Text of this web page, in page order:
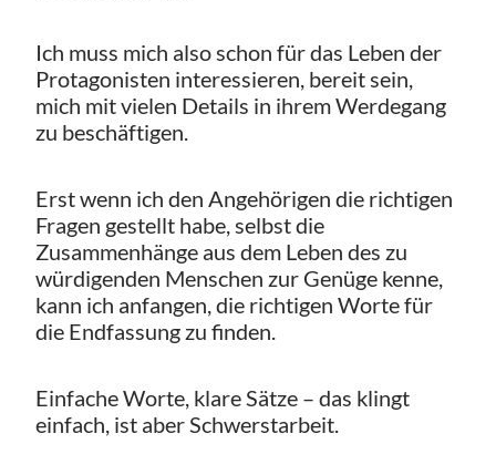
Ich muss mich also schon für das Leben der
Protagonisten interessieren, bereit sein,
mich mit vielen Details in ihrem Werdegang
zu beschäftigen.
Erst wenn ich den Angehörigen die richtigen
Fragen gestellt habe, selbst die
Zusammenhänge aus dem Leben des zu
würdigenden Menschen zur Genüge kenne,
kann ich anfangen, die richtigen Worte für
die Endfassung zu finden.
Einfache Worte, klare Sätze – das klingt
einfach, ist aber Schwerstarbeit.